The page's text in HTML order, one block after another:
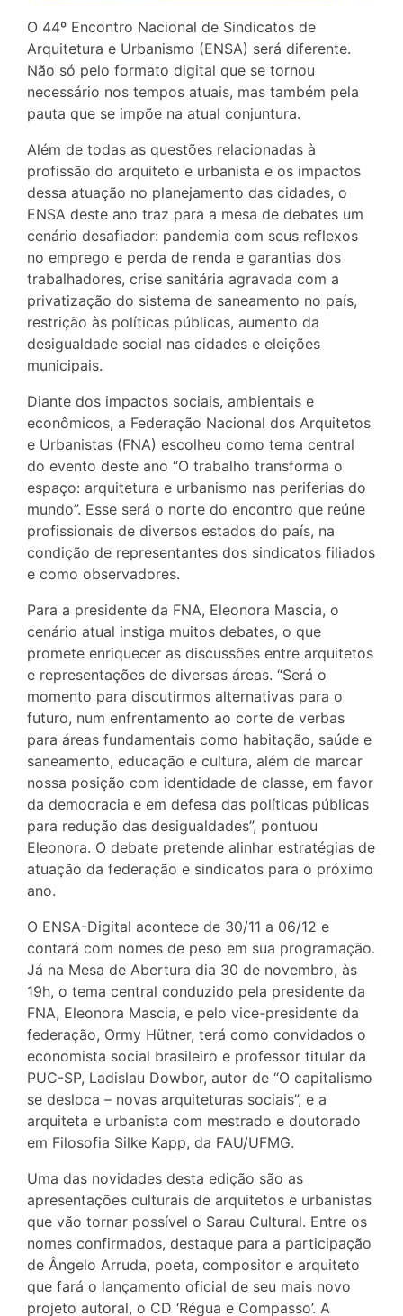
O 44º Encontro Nacional de Sindicatos de
Arquitetura e Urbanismo (ENSA) será diferente.
Não só pelo formato digital que se tornou
necessário nos tempos atuais, mas também pela
pauta que se impõe na atual conjuntura.
Além de todas as questões relacionadas à
profissão do arquiteto e urbanista e os impactos
dessa atuação no planejamento das cidades, o
ENSA deste ano traz para a mesa de debates um
cenário desafiador: pandemia com seus reflexos
no emprego e perda de renda e garantias dos
trabalhadores, crise sanitária agravada com a
privatização do sistema de saneamento no país,
restrição às políticas públicas, aumento da
desigualdade social nas cidades e eleições
municipais.
Diante dos impactos sociais, ambientais e
econômicos, a Federação Nacional dos Arquitetos
e Urbanistas (FNA) escolheu como tema central
do evento deste ano “O trabalho transforma o
espaço: arquitetura e urbanismo nas periferias do
mundo”. Esse será o norte do encontro que reúne
profissionais de diversos estados do país, na
condição de representantes dos sindicatos filiados
e como observadores.
Para a presidente da FNA, Eleonora Mascia, o
cenário atual instiga muitos debates, o que
promete enriquecer as discussões entre arquitetos
e representações de diversas áreas. “Será o
momento para discutirmos alternativas para o
futuro, num enfrentamento ao corte de verbas
para áreas fundamentais como habitação, saúde e
saneamento, educação e cultura, além de marcar
nossa posição com identidade de classe, em favor
da democracia e em defesa das políticas públicas
para redução das desigualdades”, pontuou
Eleonora. O debate pretende alinhar estratégias de
atuação da federação e sindicatos para o próximo
ano.
O ENSA-Digital acontece de 30/11 a 06/12 e
contará com nomes de peso em sua programação.
Já na Mesa de Abertura dia 30 de novembro, às
19h, o tema central conduzido pela presidente da
FNA, Eleonora Mascia, e pelo vice-presidente da
federação, Ormy Hütner, terá como convidados o
economista social brasileiro e professor titular da
PUC-SP, Ladislau Dowbor, autor de “O capitalismo
se desloca – novas arquiteturas sociais”, e a
arquiteta e urbanista com mestrado e doutorado
em Filosofia Silke Kapp, da FAU/UFMG.
Uma das novidades desta edição são as
apresentações culturais de arquitetos e urbanistas
que vão tornar possível o Sarau Cultural. Entre os
nomes confirmados, destaque para a participação
de Ângelo Arruda, poeta, compositor e arquiteto
que fará o lançamento oficial de seu mais novo
projeto autoral, o CD ‘Régua e Compasso’. A